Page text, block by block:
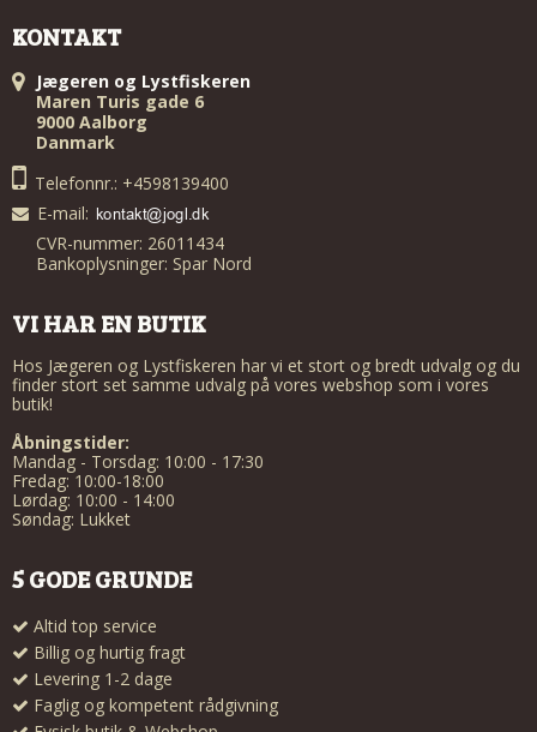
KONTAKT
Jægeren og Lystfiskeren
Maren Turis gade 6
9000 Aalborg
Danmark
Telefonnr.: +4598139400
E-mail:
CVR-nummer: 26011434
Bankoplysninger: Spar Nord
VI HAR EN BUTIK
Hos Jægeren og Lystfiskeren har vi et stort og bredt udvalg og du
finder stort set samme udvalg på vores webshop som i vores
butik!
Åbningstider:
Mandag - Torsdag: 10:00 - 17:30
Fredag: 10:00-18:00
Lørdag: 10:00 - 14:00
Søndag: Lukket
5 GODE GRUNDE
Altid top service
Billig og hurtig fragt
Levering 1-2 dage
Faglig og kompetent rådgivning